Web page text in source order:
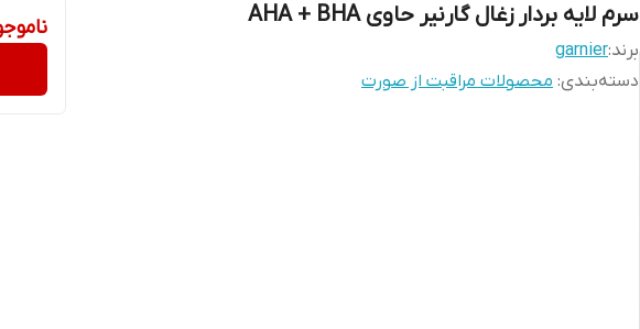
سرم لایه بردار زغال گارنیر حاوی AHA + BHA
برند:garnier
دسته‌بندی: محصولات مراقبت از صورت